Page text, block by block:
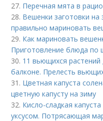
27. Перечная мята в
28. Вешенки заготовки на
правильно мариновать
29. Как мариновать
Приготовление блюда по
30. 11 вьющихся растений
балконе. Прелесть
31. Цветная капуста
цветную капусту на зиму
32. Кисло-сладкая
уксусом. Потрясающая